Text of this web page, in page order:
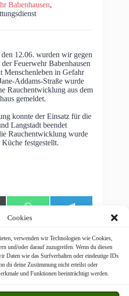
Cookies
verwenden wir Technologien wie Cookies,
und/oder darauf zuzugreifen. Wenn du diesen
Daten wie das Surfverhalten oder eindeutige IDs
du deine Zustimmung nicht erteilst oder
und Funktionen beeinträchtigt werden.
Babenhausen,
12.06. wurden wir gegen
Feuerwehr Babenhausen
Menschenleben in Gefahr
Addams-Straße wurde
Rauchentwicklung aus dem
gemeldet.
konnte der Einsatz für die
Langstadt beendet
Rauchentwicklung wurde
Küche festgestellt.
on
h
s
A
p
p
g
r
a
m
Langstadt © 2026
byCreativeThemes